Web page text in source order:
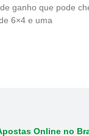
ganho que pode
6×4 e uma